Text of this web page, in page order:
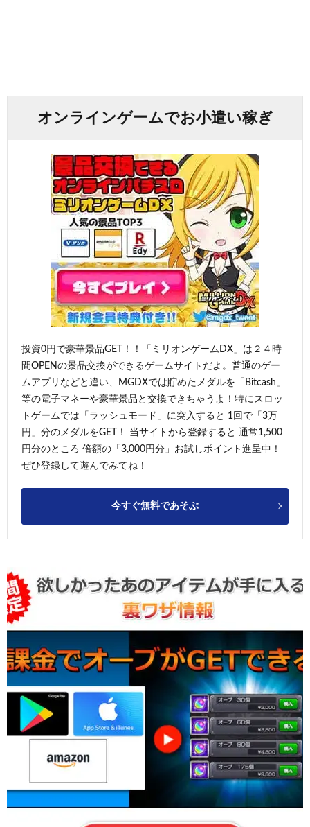
オンラインゲームでお小遣い稼ぎ
投資0円で豪華景品GET！！「ミリオンゲームDX」は２４時
間OPENの景品交換ができるゲームサイトだよ。普通のゲー
ムアプリなどと違い、MGDXでは貯めたメダルを「Bitcash」
等の電子マネーや豪華景品と交換できちゃうよ！特にスロッ
トゲームでは「ラッシュモード」に突入すると 1回で「3万
円」分のメダルをGET！ 当サイトから登録すると 通常1,500
円分のところ 倍額の「3,000円分」お試しポイント進呈中！
ぜひ登録して遊んでみてね！
今すぐ無料であそぶ